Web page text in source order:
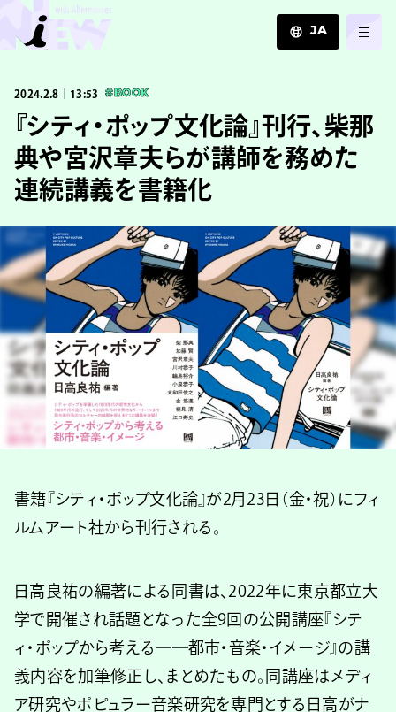
JA
ZH
2024.2.8｜13:53 #BOOK
『シティ・ポップ文化論』刊行、柴那
典や宮沢章夫らが講師を務めた
連続講義を書籍化
書籍『シティ・ポップ文化論』が2月23日（金・祝）にフィ
ルムアート社から刊行される。
日高良祐の編著による同書は、2022年に東京都立大
学で開催され話題となった全9回の公開講座『シテ
ィ・ポップから考える――都市・音楽・イメージ』の講
義内容を加筆修正し、まとめたもの。同講座はメディ
ア研究やポピュラー音楽研究を専門とする日高がナ